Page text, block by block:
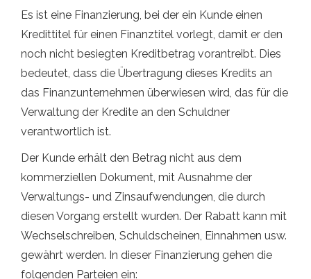
Es ist eine Finanzierung, bei der ein Kunde einen
Kredittitel für einen Finanztitel vorlegt, damit er den
noch nicht besiegten Kreditbetrag vorantreibt. Dies
bedeutet, dass die Übertragung dieses Kredits an
das Finanzunternehmen überwiesen wird, das für die
Verwaltung der Kredite an den Schuldner
verantwortlich ist.
Der Kunde erhält den Betrag nicht aus dem
kommerziellen Dokument, mit Ausnahme der
Verwaltungs- und Zinsaufwendungen, die durch
diesen Vorgang erstellt wurden. Der Rabatt kann mit
Wechselschreiben, Schuldscheinen, Einnahmen usw.
gewährt werden. In dieser Finanzierung gehen die
folgenden Parteien ein: